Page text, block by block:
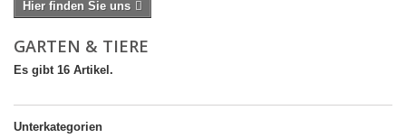
Hier finden Sie uns
GARTEN & TIERE
Es gibt 16 Artikel.
Unterkategorien